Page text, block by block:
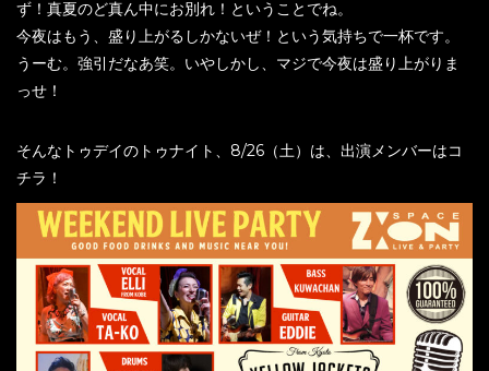
ず！真夏のど真ん中にお別れ！ということでね。
今夜はもう、盛り上がるしかないぜ！という気持ちで一杯です。
うーむ。強引だなあ笑。いやしかし、マジで今夜は盛り上がりま
っせ！
そんなトゥデイのトゥナイト、8/26（土）は、出演メンバーはコ
チラ！